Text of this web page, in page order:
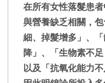
在所有女性落髮患
與營養缺乏相關，
細、掉髮增多」、
降」、「生物素不
以及「抗氧化能力